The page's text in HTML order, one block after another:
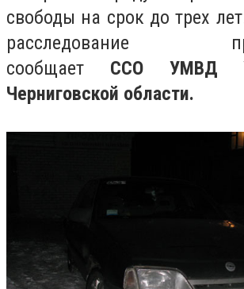
свободы на срок до трех
расследование
сообщает ССО УМВД
Черниговской области.